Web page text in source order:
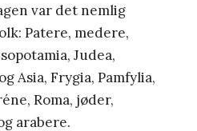
var det nemlig
Patere, medere,
Judea,
Asia, Frygia, Pamfylia,
Roma, jøder,
arabere.